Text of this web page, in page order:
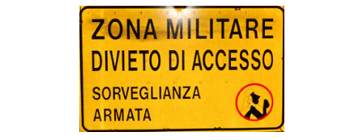
GAZA FREESTYLE
CSOA LAMBRETTA
MSM
STUDENTI TSUNAMI